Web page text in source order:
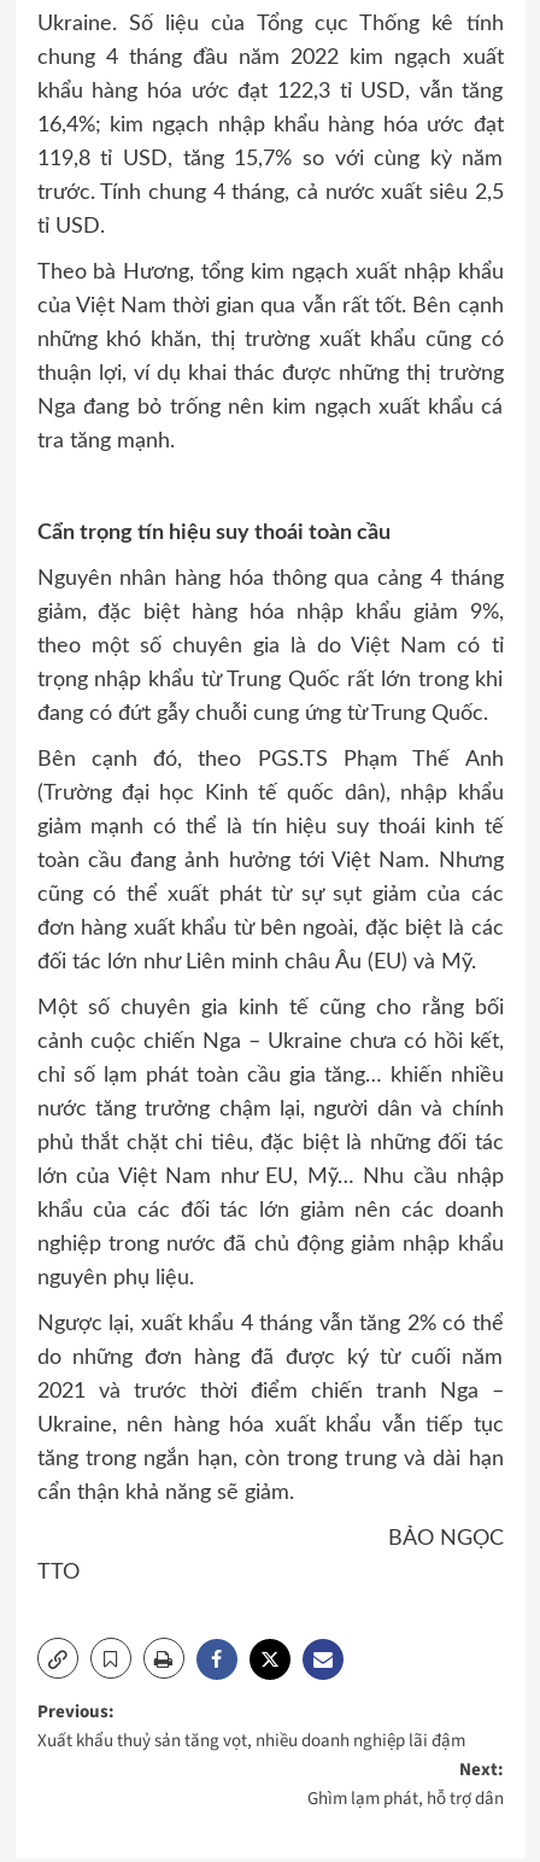
Ukraine. Số liệu của Tổng cục Thống kê tính
chung 4 tháng đầu năm 2022 kim ngạch xuất
khẩu hàng hóa ước đạt 122,3 tỉ USD, vẫn tăng
16,4%; kim ngạch nhập khẩu hàng hóa ước đạt
119,8 tỉ USD, tăng 15,7% so với cùng kỳ năm
trước. Tính chung 4 tháng, cả nước xuất siêu 2,5
tỉ USD.
Theo bà Hương, tổng kim ngạch xuất nhập khẩu
của Việt Nam thời gian qua vẫn rất tốt. Bên cạnh
những khó khăn, thị trường xuất khẩu cũng có
thuận lợi, ví dụ khai thác được những thị trường
Nga đang bỏ trống nên kim ngạch xuất khẩu cá
tra tăng mạnh.
Cẩn trọng tín hiệu suy thoái toàn cầu
Nguyên nhân hàng hóa thông qua cảng 4 tháng
giảm, đặc biệt hàng hóa nhập khẩu giảm 9%,
theo một số chuyên gia là do Việt Nam có tỉ
trọng nhập khẩu từ Trung Quốc rất lớn trong khi
đang có đứt gẫy chuỗi cung ứng từ Trung Quốc.
Bên cạnh đó, theo PGS.TS Phạm Thế Anh
(Trường đại học Kinh tế quốc dân), nhập khẩu
giảm mạnh có thể là tín hiệu suy thoái kinh tế
toàn cầu đang ảnh hưởng tới Việt Nam. Nhưng
cũng có thể xuất phát từ sự sụt giảm của các
đơn hàng xuất khẩu từ bên ngoài, đặc biệt là các
đối tác lớn như Liên minh châu Âu (EU) và Mỹ.
Một số chuyên gia kinh tế cũng cho rằng bối
cảnh cuộc chiến Nga – Ukraine chưa có hồi kết,
chỉ số lạm phát toàn cầu gia tăng… khiến nhiều
nước tăng trưởng chậm lại, người dân và chính
phủ thắt chặt chi tiêu, đặc biệt là những đối tác
lớn của Việt Nam như EU, Mỹ… Nhu cầu nhập
khẩu của các đối tác lớn giảm nên các doanh
nghiệp trong nước đã chủ động giảm nhập khẩu
nguyên phụ liệu.
Ngược lại, xuất khẩu 4 tháng vẫn tăng 2% có thể
do những đơn hàng đã được ký từ cuối năm
2021 và trước thời điểm chiến tranh Nga –
Ukraine, nên hàng hóa xuất khẩu vẫn tiếp tục
tăng trong ngắn hạn, còn trong trung và dài hạn
cẩn thận khả năng sẽ giảm.
BẢO NGỌC
TTO
Post
navigation
Previous:
Xuất khẩu thuỷ sản tăng vọt, nhiều doanh nghiệp lãi đậm
Next:
Ghìm lạm phát, hỗ trợ dân